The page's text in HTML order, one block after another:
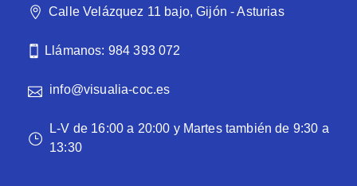
Calle Velázquez 11 bajo, Gijón - Asturias
Llámanos: 984 393 072
info@visualia-coc.es
L-V de 16:00 a 20:00 y Martes también de 9:30 a
13:30